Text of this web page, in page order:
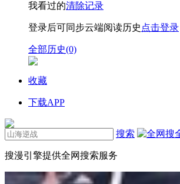
我看过的清除记录
登录后可同步云端阅读历史 点击登录
全部历史(0)
收藏
下载APP
搜索
搜漫引擎提供全网搜索服务